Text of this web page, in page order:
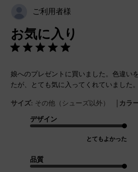
ご利用者様
お気に入り
娘へのプレゼントに買いました。色違い
たが、とても気に入ってくれていました。
サイズ: その他（シューズ以外） | カラ
デザイン
とてもよかった
品質